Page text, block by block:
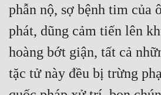
Triều Đấu
Trùng Sinh
Trọng Sinh
Tu Chân
phẫn nộ, sợ bệnh tim của
phát, dũng cảm tiến lên
hoàng bớt giận, tất cả
tặc tử này đều bị trừng